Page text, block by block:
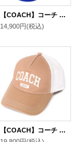
【COACH】コーチ ベースボールバッチ ジャガード レザー キャップ 帽子 ロイヤルブルー〔日本未発売〕
14,900円(税込)
【COACH】コーチ キャップ 帽子 コットン メッシュ レザー ロゴ 1941 バーシティ トラッカー ハット ライトサドル〔日本未発売〕